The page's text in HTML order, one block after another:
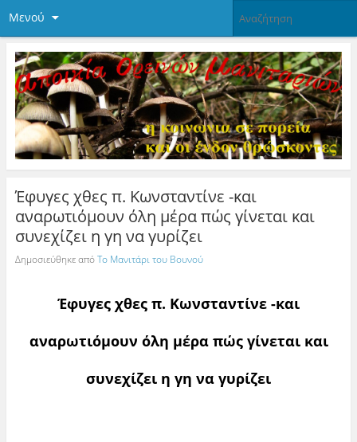
Μενού
Έφυγες χθες π. Κωνσταντίνε -και
αναρωτιόμουν όλη μέρα πώς γίνεται και
συνεχίζει η γη να γυρίζει
Δημοσιεύθηκε απόΤο Μανιτάρι του Βουνού
Έφυγες χθες π. Κωνσταντίνε -και
αναρωτιόμουν όλη μέρα πώς γίνεται και
συνεχίζει η γη να γυρίζει